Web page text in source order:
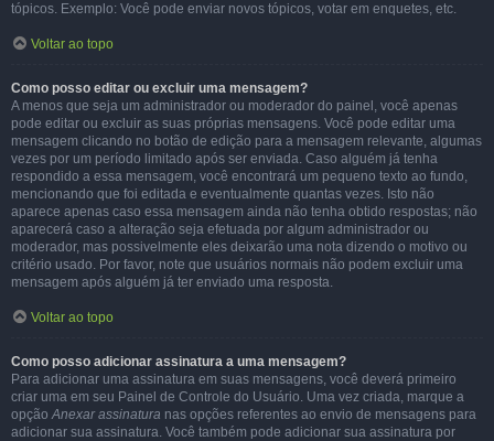
tópicos. Exemplo: Você pode enviar novos tópicos, votar em enquetes, etc.
Voltar ao topo
Como posso editar ou excluir uma mensagem?
A menos que seja um administrador ou moderador do painel, você apenas
pode editar ou excluir as suas próprias mensagens. Você pode editar uma
mensagem clicando no botão de edição para a mensagem relevante, algumas
vezes por um período limitado após ser enviada. Caso alguém já tenha
respondido a essa mensagem, você encontrará um pequeno texto ao fundo,
mencionando que foi editada e eventualmente quantas vezes. Isto não
aparece apenas caso essa mensagem ainda não tenha obtido respostas; não
aparecerá caso a alteração seja efetuada por algum administrador ou
moderador, mas possivelmente eles deixarão uma nota dizendo o motivo ou
critério usado. Por favor, note que usuários normais não podem excluir uma
mensagem após alguém já ter enviado uma resposta.
Voltar ao topo
Como posso adicionar assinatura a uma mensagem?
Para adicionar uma assinatura em suas mensagens, você deverá primeiro
criar uma em seu Painel de Controle do Usuário. Uma vez criada, marque a
opçãoAnexar assinatura nas opções referentes ao envio de mensagens para
adicionar sua assinatura. Você também pode adicionar sua assinatura por